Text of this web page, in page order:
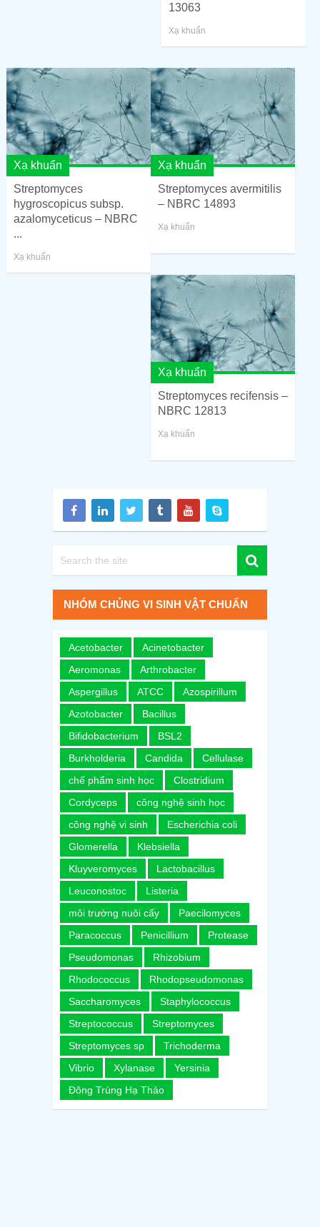
13063
Xạ khuẩn
Xạ khuẩn
Streptomyces
hygroscopicus subsp.
azalomyceticus – NBRC
...
Xạ khuẩn
Xạ khuẩn
Streptomyces avermitilis
– NBRC 14893
Xạ khuẩn
Xạ khuẩn
Streptomyces recifensis –
NBRC 12813
Xạ khuẩn
NHÓM CHỦNG VI SINH VẬT CHUẨN
Acetobacter
Acinetobacter
Aeromonas
Arthrobacter
Aspergillus
ATCC
Azospirillum
Azotobacter
Bacillus
Bifidobacterium
BSL2
Burkholderia
Candida
Cellulase
chế phẩm sinh học
Clostridium
Cordyceps
công nghệ sinh học
công nghệ vi sinh
Escherichia coli
Glomerella
Klebsiella
Kluyveromyces
Lactobacillus
Leuconostoc
Listeria
môi trường nuôi cấy
Paecilomyces
Paracoccus
Penicillium
Protease
Pseudomonas
Rhizobium
Rhodococcus
Rhodopseudomonas
Saccharomyces
Staphylococcus
Streptococcus
Streptomyces
Streptomyces sp
Trichoderma
Vibrio
Xylanase
Yersinia
Đông Trùng Hạ Thảo